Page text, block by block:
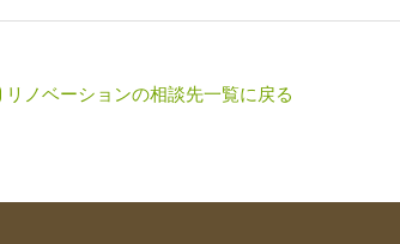
リノベーションの相談先一覧に戻る